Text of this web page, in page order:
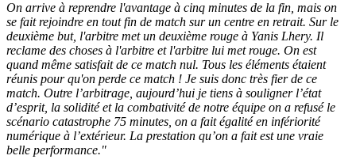
On arrive à reprendre l'avantage à cinq minutes de la fin, mais on
se fait rejoindre en tout fin de match sur un centre en retrait. Sur le
deuxième but, l'arbitre met un deuxième rouge à Yanis Lhery. Il
reclame des choses à l'arbitre et l'arbitre lui met rouge. On est
quand même satisfait de ce match nul. Tous les éléments étaient
réunis pour qu'on perde ce match ! Je suis donc très fier de ce
match. Outre l’arbitrage, aujourd’hui je tiens à souligner l’état
d’esprit, la solidité et la combativité de notre équipe on a refusé le
scénario catastrophe 75 minutes, on a fait égalité en infériorité
numérique à l’extérieur. La prestation qu’on a fait est une vraie
belle performance."